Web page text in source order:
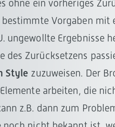
ohne ein vorheriges
Vorgaben mit
ungewollte Ergebnisse
des Zurücksetzens
Style zuzuweisen. Der
arbeiten, die
z.B. dann zum